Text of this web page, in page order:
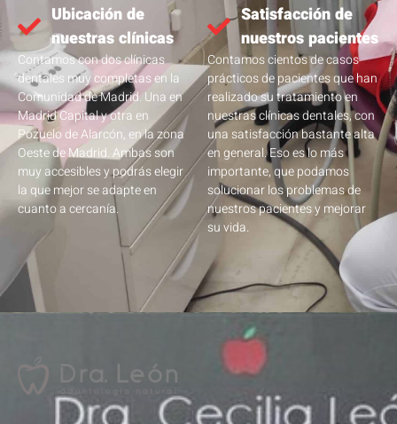
Ubicación de
nuestras clínicas
Contamos con dos clínicas
dentales muy completas en la
Comunidad de Madrid. Una en
Madrid Capital y otra en
Pozuelo de Alarcón, en la zona
Oeste de Madrid. Ambas son
muy accesibles y podrás elegir
la que mejor se adapte en
cuanto a cercanía.
Satisfacción de
nuestros pacientes
Contamos cientos de casos
prácticos de pacientes que han
realizado su tratamiento en
nuestras clínicas dentales, con
una satisfacción bastante alta
en general. Eso es lo más
importante, que podamos
solucionar los problemas de
nuestros pacientes y mejorar
su vida.